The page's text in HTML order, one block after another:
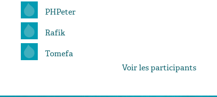
PHPeter
Rafik
Tomefa
Voir les participants